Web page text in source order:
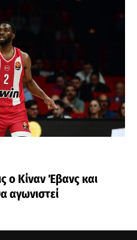
ο Κίναν Έβανς και
αγωνιστεί